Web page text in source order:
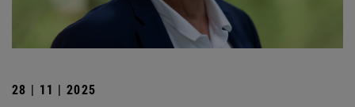
28 | 11 | 2025